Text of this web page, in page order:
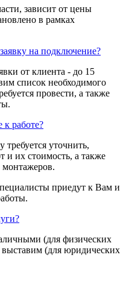
зависит от цены
в рамках
на подключение?
от клиента - до 15
список необходимого
провести, а также
к работе?
уточнить,
и их стоимость, а также
монтажеров.
приедут к Вам и
(для физических
(для юридических